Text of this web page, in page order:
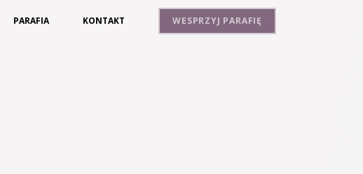
PARAFIA KONTAKT WESPRZYJ PARAFIĘ